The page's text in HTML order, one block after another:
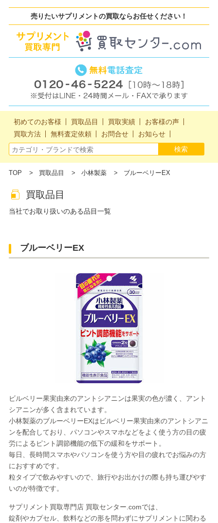
売りたいサプリメントの買取ならお任せください！
初めてのお客様 買取品目 買取実績
お客様の声
買取方法
無料査定依頼 お問合せ お知らせ
TOP 買取品目 小林製薬 ブルーベリーEX
買取品目
当社でお取り扱いのある品目一覧
ブルーベリーEX
ビルベリー果実由来のアントシアニンは果実の色が濃く、アント
シアニンが多く含まれています。
小林製薬のブルーベリーEXはビルベリー果実由来のアントシアニ
ンを配合しており、パソコンやスマホなどをよく使う方の目の疲
労によるピント調節機能の低下の緩和をサポート。
毎日、長時間スマホやパソコンを使う方や目の疲れでお悩みの方
におすすめです。
粒タイプで飲みやすいので、旅行やお出かけの際も持ち運びやす
いのが特徴です。
サプリメント買取専門店 買取センター.comでは、
錠剤やカプセル、飲料などの形を問わずにサプリメントに関わる